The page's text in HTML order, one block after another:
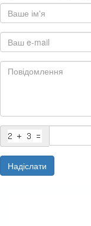
Надіслати